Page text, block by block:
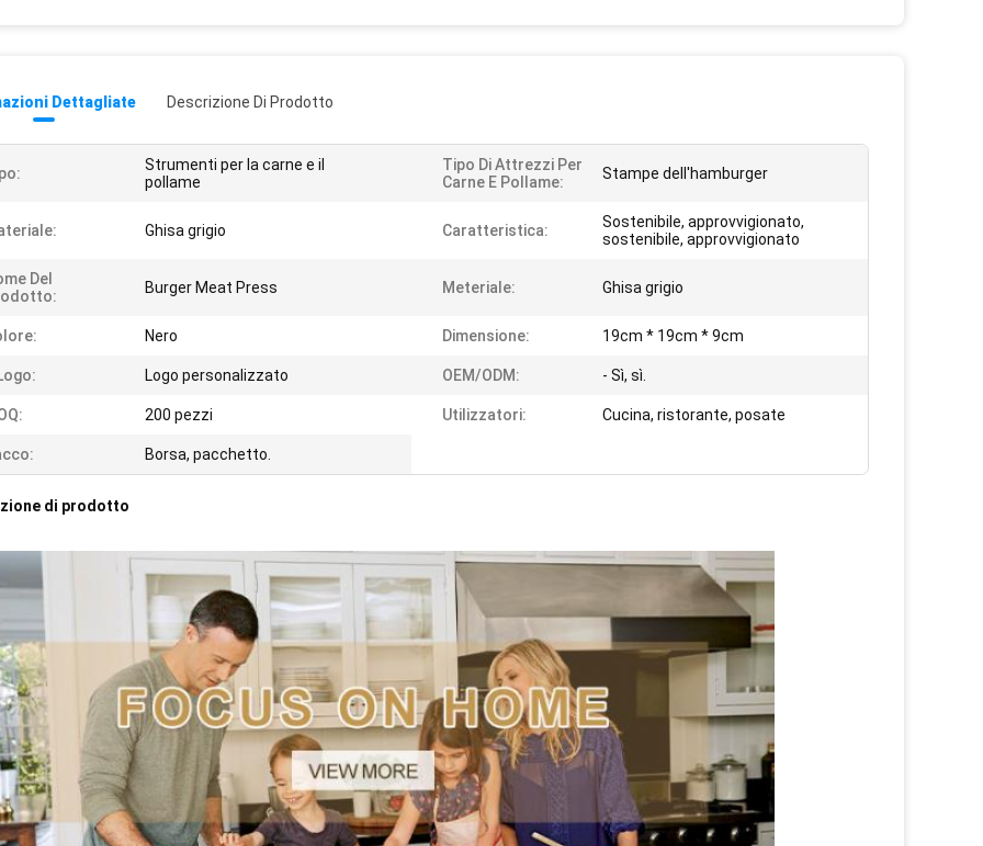
Dettagliate Descrizione Di Prodotto
Strumenti per la carne e il
pollame
Tipo Di Attrezzi Per
Carne E Pollame:
Stampe dell'hamburger
Ghisa grigio Caratteristica:
Sostenibile, approvvigionato,
sostenibile, approvvigionato
Del
Burger Meat Press Meteriale: Ghisa grigio
Nero Dimensione: 19cm * 19cm * 9cm
Logo personalizzato OEM/ODM: - Sì, sì.
200 pezzi Utilizzatori: Cucina, ristorante, posate
Borsa, pacchetto.
di prodotto